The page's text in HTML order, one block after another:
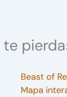
te
Beast of
Mapa